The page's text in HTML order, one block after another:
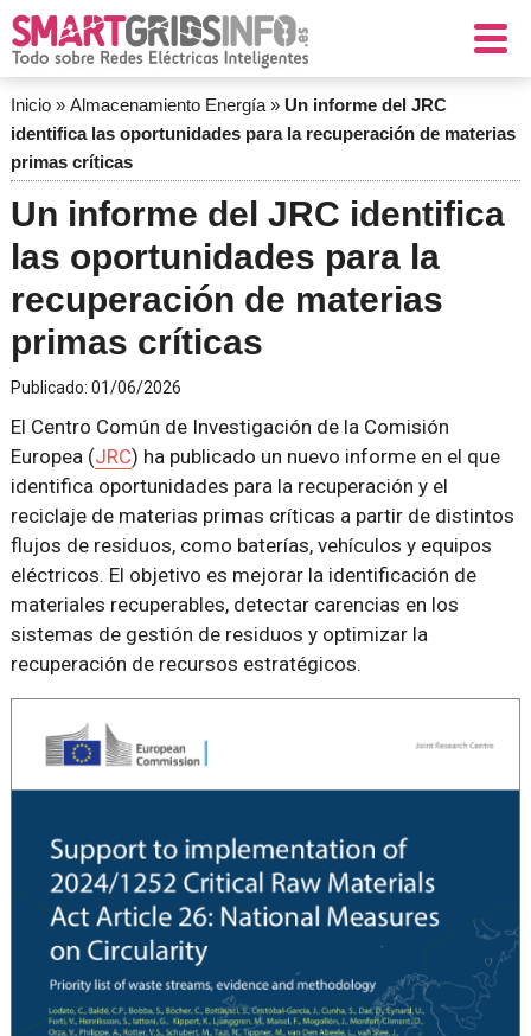
Inicio» Almacenamiento Energía» Un informe del JRC
identifica las oportunidades para la recuperación de materias
primas críticas
Un informe del JRC identifica
las oportunidades para la
recuperación de materias
primas críticas
Publicado: 01/06/2026
El Centro Común de Investigación de la Comisión
Europea (JRC) ha publicado un nuevo informe en el que
identifica oportunidades para la recuperación y el
reciclaje de materias primas críticas a partir de distintos
flujos de residuos, como baterías, vehículos y equipos
eléctricos. El objetivo es mejorar la identificación de
materiales recuperables, detectar carencias en los
sistemas de gestión de residuos y optimizar la
recuperación de recursos estratégicos.